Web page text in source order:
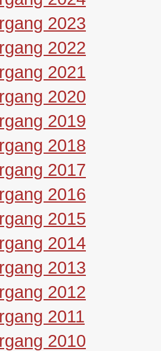
2023
2022
2021
2020
2019
2018
2017
2016
2015
2014
2013
2012
2011
2010